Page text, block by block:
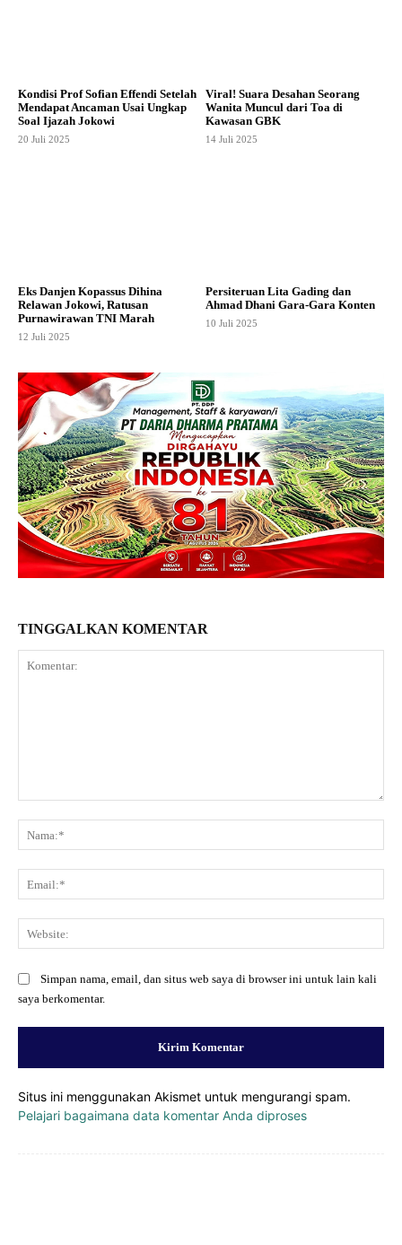
Kondisi Prof Sofian Effendi Setelah
Mendapat Ancaman Usai Ungkap
Soal Ijazah Jokowi
20 Juli 2025
Viral! Suara Desahan Seorang
Wanita Muncul dari Toa di
Kawasan GBK
14 Juli 2025
Eks Danjen Kopassus Dihina
Relawan Jokowi, Ratusan
Purnawirawan TNI Marah
12 Juli 2025
Persiteruan Lita Gading dan
Ahmad Dhani Gara-Gara Konten
10 Juli 2025
TINGGALKAN KOMENTAR
Simpan nama, email, dan situs web saya di browser ini untuk lain kali
saya berkomentar.
Situs ini menggunakan Akismet untuk mengurangi spam.
Pelajari bagaimana data komentar Anda diproses